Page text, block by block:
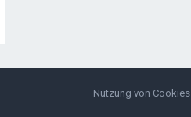
Nutzung von Cookies